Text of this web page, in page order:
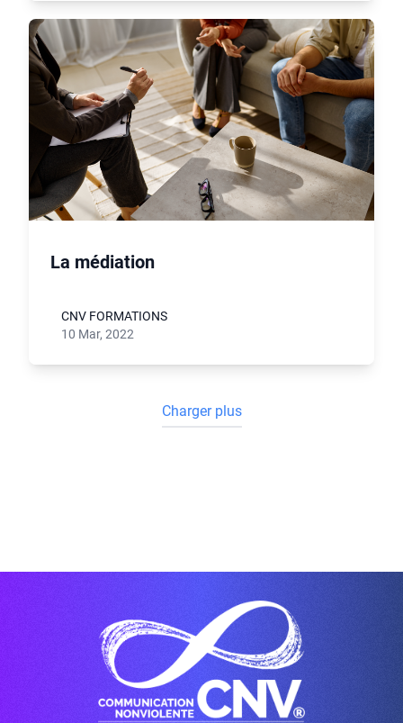
La médiation
CNV FORMATIONS
10 Mar, 2022
Charger plus